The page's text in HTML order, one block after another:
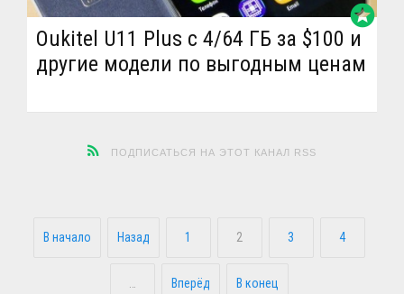
Oukitel U11 Plus с 4/64 ГБ за $100 и
другие модели по выгодным ценам
stars
ПОДПИСАТЬСЯ НА ЭТОТ КАНАЛ RSS
В начало Назад 1 2 3 4
Вперёд В конец